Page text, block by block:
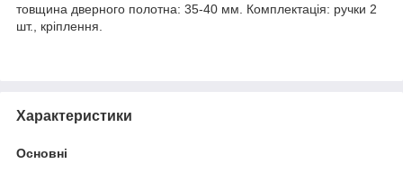
товщина дверного полотна: 35-40 мм. Комплектація: ручки 2
шт., кріплення.
Характеристики
Основні